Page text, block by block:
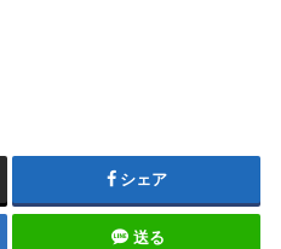
シェア
送る